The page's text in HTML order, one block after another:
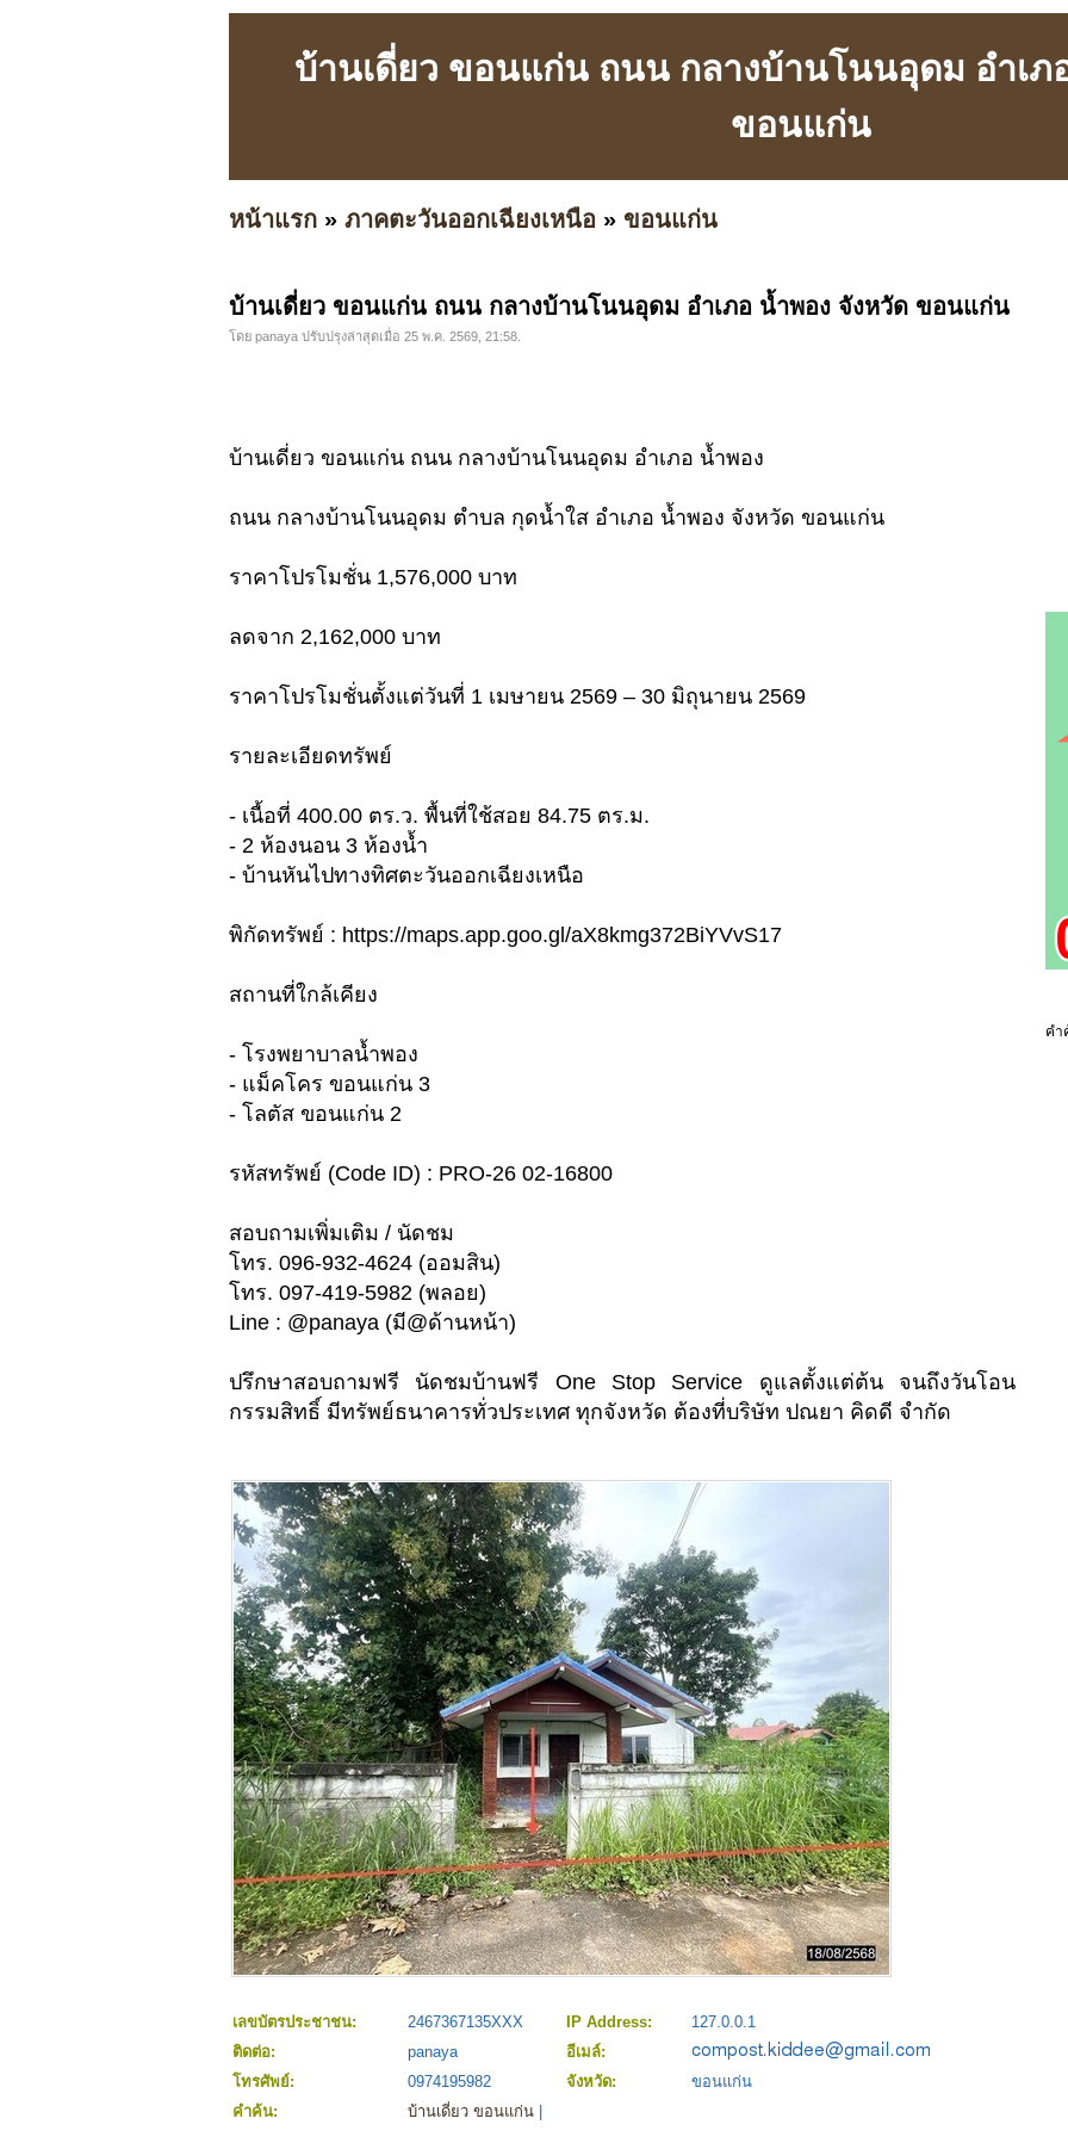
บ้านเดี่ยว ขอนแก่น ถนน กลางบ้านโนนอุดม อำเภ
ขอนแก่น
หน้าแรก » ภาคตะวันออกเฉียงเหนือ » ขอนแก่น
บ้านเดี่ยว ขอนแก่น ถนน กลางบ้านโนนอุดม อำเภอ น้ำพอง จังหวัด ขอนแก่น
โดย panaya ปรับปรุงล่าสุดเมื่อ 25 พ.ค. 2569, 21:58.
บ้านเดี่ยว ขอนแก่น ถนน กลางบ้านโนนอุดม อำเภอ น้ำพอง
ถนน กลางบ้านโนนอุดม ตำบล กุดน้ำใส อำเภอ น้ำพอง จังหวัด ขอนแก่น
ราคาโปรโมชั่น 1,576,000 บาท
ลดจาก 2,162,000 บาท
ราคาโปรโมชั่นตั้งแต่วันที่ 1 เมษายน 2569 – 30 มิถุนายน 2569
รายละเอียดทรัพย์
- เนื้อที่ 400.00 ตร.ว. พื้นที่ใช้สอย 84.75 ตร.ม.
- 2 ห้องนอน 3 ห้องน้ำ
- บ้านหันไปทางทิศตะวันออกเฉียงเหนือ
พิกัดทรัพย์ : https://maps.app.goo.gl/aX8kmg372BiYVvS17
สถานที่ใกล้เคียง
- โรงพยาบาลน้ำพอง
- แม็คโคร ขอนแก่น 3
- โลตัส ขอนแก่น 2
รหัสทรัพย์ (Code ID) : PRO-26 02-16800
สอบถามเพิ่มเติม / นัดชม
โทร. 096-932-4624 (ออมสิน)
โทร. 097-419-5982 (พลอย)
Line : @panaya (มี@ด้านหน้า)
ปรึกษาสอบถามฟรี นัดชมบ้านฟรี One Stop Service ดูแลตั้งแต่ต้น จนถึงวันโอน
กรรมสิทธิ์ มีทรัพย์ธนาคารทั่วประเทศ ทุกจังหวัด ต้องที่บริษัท ปณยา คิดดี จำกัด
เลขบัตรประชาชน: 2467367135XXX IP Address:
127.0.0.1
ติดต่อ:
panaya
อีเมล์:
โทรศัพย์:
0974195982 จังหวัด:
ขอนแก่น
คำค้น:
บ้านเดี่ยว ขอนแก่น
คำ